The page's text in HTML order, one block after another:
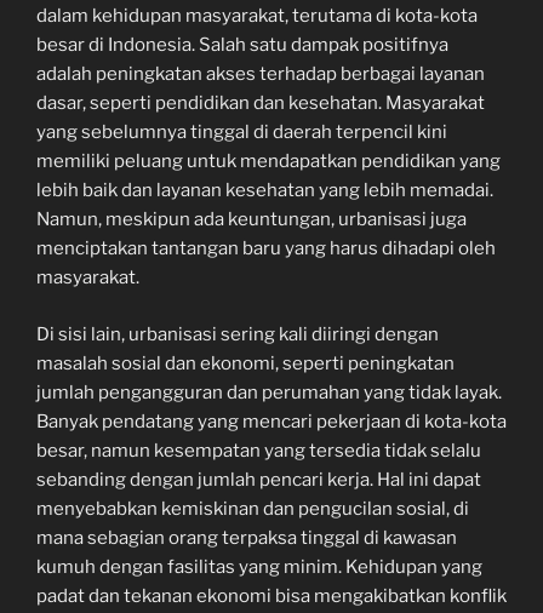
dalam kehidupan masyarakat, terutama di kota-kota
besar di Indonesia. Salah satu dampak positifnya
adalah peningkatan akses terhadap berbagai layanan
dasar, seperti pendidikan dan kesehatan. Masyarakat
yang sebelumnya tinggal di daerah terpencil kini
memiliki peluang untuk mendapatkan pendidikan yang
lebih baik dan layanan kesehatan yang lebih memadai.
Namun, meskipun ada keuntungan, urbanisasi juga
menciptakan tantangan baru yang harus dihadapi oleh
masyarakat.
Di sisi lain, urbanisasi sering kali diiringi dengan
masalah sosial dan ekonomi, seperti peningkatan
jumlah pengangguran dan perumahan yang tidak layak.
Banyak pendatang yang mencari pekerjaan di kota-kota
besar, namun kesempatan yang tersedia tidak selalu
sebanding dengan jumlah pencari kerja. Hal ini dapat
menyebabkan kemiskinan dan pengucilan sosial, di
mana sebagian orang terpaksa tinggal di kawasan
kumuh dengan fasilitas yang minim. Kehidupan yang
padat dan tekanan ekonomi bisa mengakibatkan konflik